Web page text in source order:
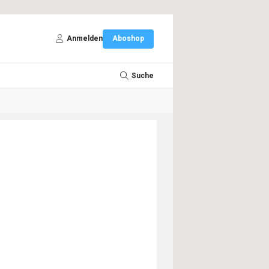
Anmelden Aboshop
Suche